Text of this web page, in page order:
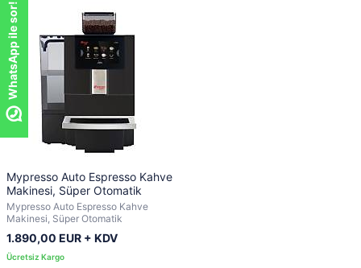
Mypresso Auto Espresso Kahve
Makinesi, Süper Otomatik
Mypresso Auto Espresso Kahve
Makinesi, Süper Otomatik
1.890,00 EUR + KDV
WhatsApp ile sor!